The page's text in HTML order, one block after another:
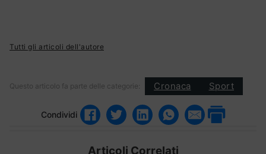
Tutti gli articoli dell'autore
Questo articolo fa parte delle categorie: Cronaca Sport
Condividi
Articoli Correlati